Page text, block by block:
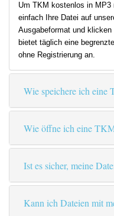
Um TKM kostenlos in
einfach Ihre Datei auf
Ausgabeformat und
bietet täglich eine
ohne Registrierung an.
Wie speichere ich eine
Wie öffne ich eine
Ist es sicher, meine
Kann ich Dateien mit